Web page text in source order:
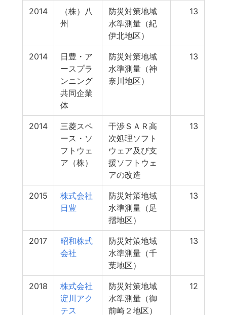
2014
（株）八
州
防災対策地域
水準測量（紀
伊北地区）
13
2014
日豊・ア
ースプラ
ンニング
共同企業
体
防災対策地域
水準測量（神
奈川地区）
13
2014
三菱スペ
ース・ソ
フトウェ
ア（株）
干渉ＳＡＲ高
次処理ソフト
ウェア及び支
援ソフトウェ
アの改造
13
2015
株式会社
日豊
防災対策地域
水準測量（足
摺地区）
13
2017
昭和株式
会社
防災対策地域
水準測量（千
葉地区）
13
2018
株式会社
淀川アク
テス
防災対策地域
水準測量（御
前崎２地区）
12